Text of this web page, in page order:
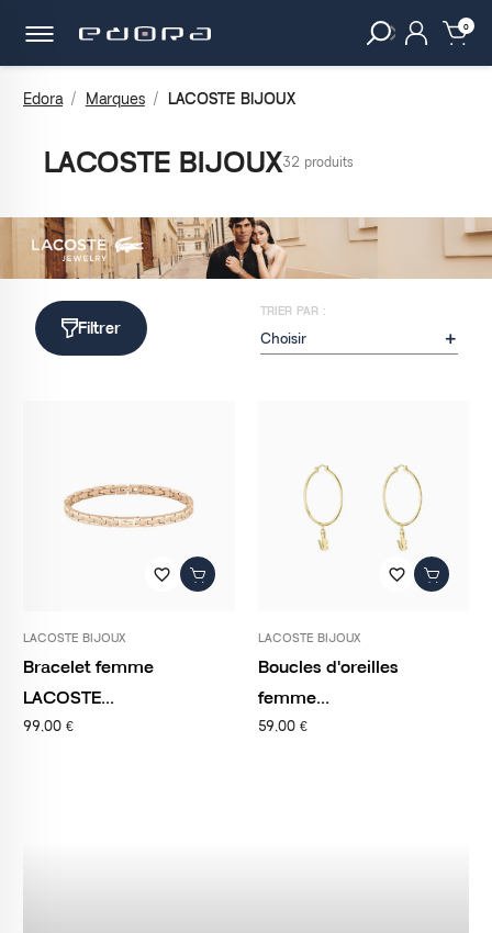
clear 0
Edora Marques LACOSTE BIJOUX
LACOSTE BIJOUX32 produits
Filtrer
TRIER PAR :
Choisir 
favorite_border
LACOSTE BIJOUX
Bracelet femme
LACOSTE...
99,00 €
favorite_border
LACOSTE BIJOUX
Boucles d'oreilles
femme...
59,00 €